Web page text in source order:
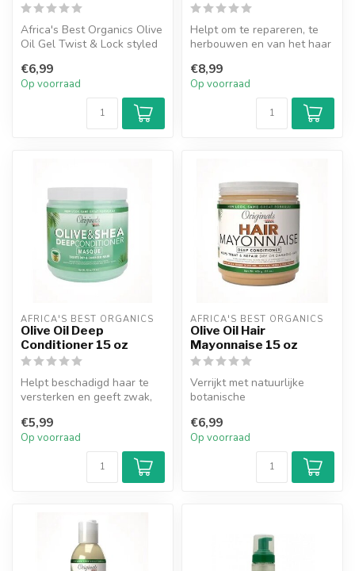
Africa's Best Organics Olive
Oil Gel Twist & Lock styled
€6,99
Op voorraad
Helpt om te repareren, te
herbouwen en van het haar
€8,99
Op voorraad
AFRICA'S BEST ORGANICS
Olive Oil Deep
Conditioner 15 oz
Helpt beschadigd haar te
versterken en geeft zwak,
oppepper. ...
€5,99
Op voorraad
AFRICA'S BEST ORGANICS
Olive Oil Hair
Mayonnaise 15 oz
Verrijkt met natuurlijke
botanische
ei-eiwit en oli...
€6,99
Op voorraad